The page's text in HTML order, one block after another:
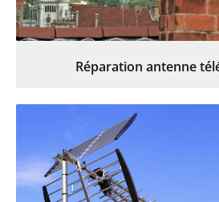
Réparation antenne